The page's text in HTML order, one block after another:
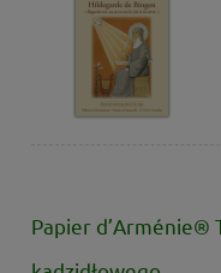
Papier d’Arménie®